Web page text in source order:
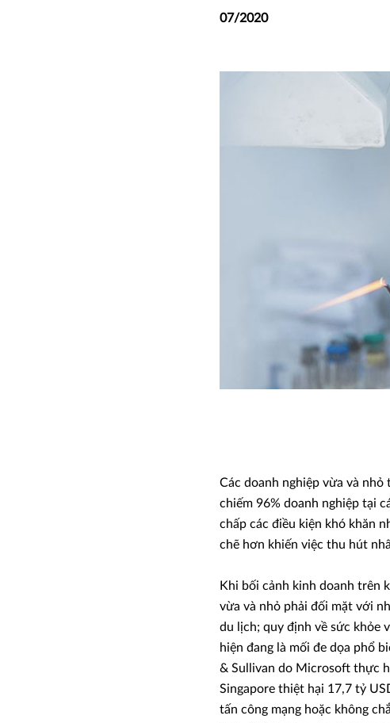
07/2020
Các doanh nghiệp vừa và
chiếm 96% doanh nghiệp tại
chấp các điều kiện khó khăn
chẽ hơn khiến việc thu hút
Khi bối cảnh kinh doanh trên
vừa và nhỏ phải đối mặt với
du lịch; quy định về sức khỏe
hiện đang là mối đe dọa phổ
& Sullivan do Microsoft thực
Singapore thiệt hại 17,7 tỷ
tấn công mạng hoặc không